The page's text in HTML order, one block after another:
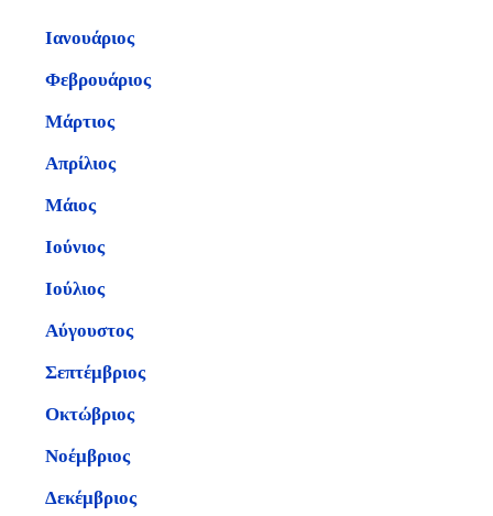
Ιανουάριος
Φεβρουάριος
Μάρτιος
Απρίλιος
Μάιος
Ιούνιος
Ιούλιος
Αύγουστος
Σεπτέμβριος
Οκτώβριος
Νοέμβριος
Δεκέμβριος